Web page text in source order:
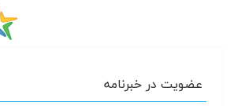
عضویت در خبرنامه